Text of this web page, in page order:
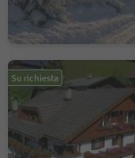
Su richiesta